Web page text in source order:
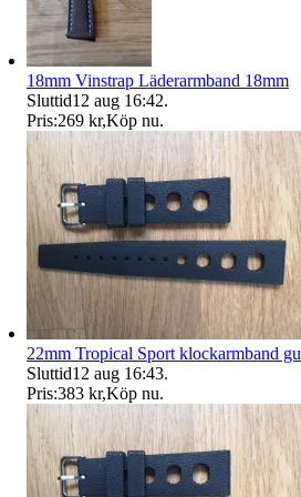
18mm Vinstrap Läderarmband 18mm
Sluttid12 aug 16:42.
Pris:269 kr,Köp nu.
22mm Tropical Sport klockarmband
Sluttid12 aug 16:43.
Pris:383 kr,Köp nu.